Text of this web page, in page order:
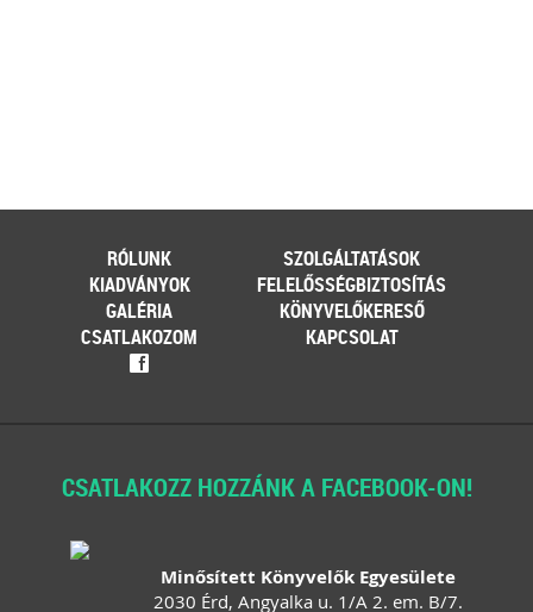
RÓLUNK
SZOLGÁLTATÁSOK
KIADVÁNYOK
FELELŐSSÉGBIZTOSÍTÁS
GALÉRIA
KÖNYVELŐKERESŐ
CSATLAKOZOM
KAPCSOLAT
f
CSATLAKOZZ HOZZÁNK A FACEBOOK-ON!
Minősített Könyvelők Egyesülete
2030 Érd, Angyalka u. 1/A 2. em. B/7.